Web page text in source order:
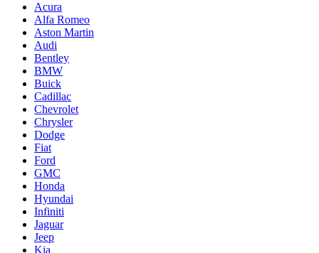
Acura
Alfa Romeo
Aston Martin
Audi
Bentley
BMW
Buick
Cadillac
Chevrolet
Chrysler
Dodge
Fiat
Ford
GMC
Honda
Hyundai
Infiniti
Jaguar
Jeep
Kia